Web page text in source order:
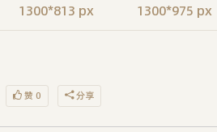
1300*813 px 1300*975 px
赞 0 分享